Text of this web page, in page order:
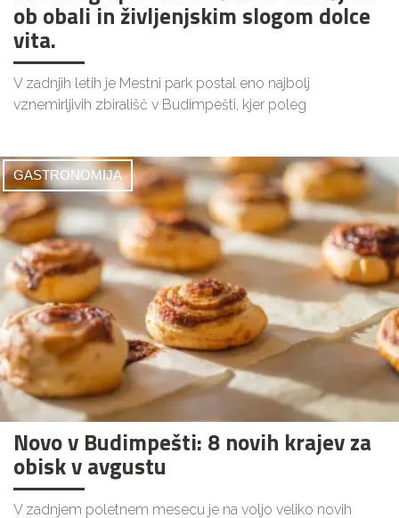
ob obali in življenjskim slogom dolce
vita.
V zadnjih letih je Mestni park postal eno najbolj
vznemirljivih zbirališč v Budimpešti, kjer poleg
GASTRONOMIJA
Novo v Budimpešti: 8 novih krajev za
obisk v avgustu
V zadnjem poletnem mesecu je na voljo veliko novih